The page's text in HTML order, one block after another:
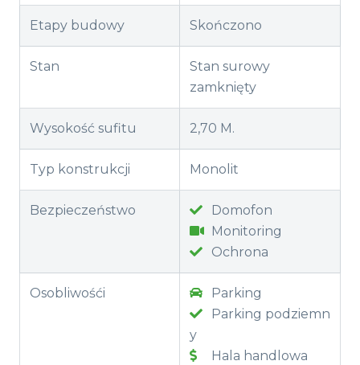
Etapy budowy Skończono
Stan
Stan surowy
zamknięty
Wysokość sufitu 2,70 M.
Typ konstrukcji Monolit
Bezpieczeństwo
Domofon
Monitoring
Ochrona
Osobliwośći
Parking
Parking podziemn
y
Hala handlowa